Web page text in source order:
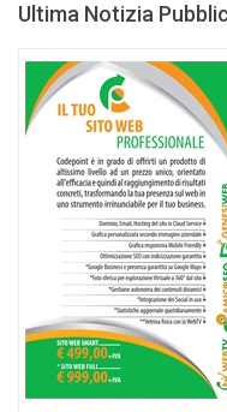
Ultima Notizia